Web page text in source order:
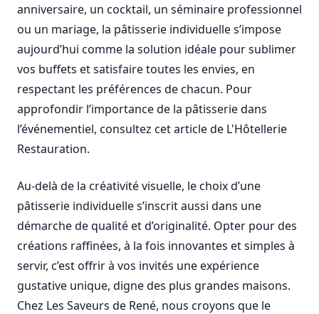
anniversaire, un cocktail, un séminaire professionnel
ou un mariage, la pâtisserie individuelle s’impose
aujourd’hui comme la solution idéale pour sublimer
vos buffets et satisfaire toutes les envies, en
respectant les préférences de chacun. Pour
approfondir l’importance de la pâtisserie dans
l’événementiel, consultez cet article de L'Hôtellerie
Restauration.
Au-delà de la créativité visuelle, le choix d’une
pâtisserie individuelle s’inscrit aussi dans une
démarche de qualité et d’originalité. Opter pour des
créations raffinées, à la fois innovantes et simples à
servir, c’est offrir à vos invités une expérience
gustative unique, digne des plus grandes maisons.
Chez Les Saveurs de René, nous croyons que le